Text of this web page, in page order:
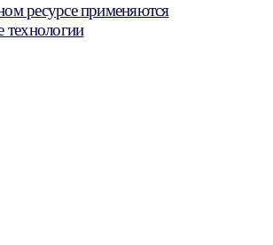
ресурсе применяются
технологии